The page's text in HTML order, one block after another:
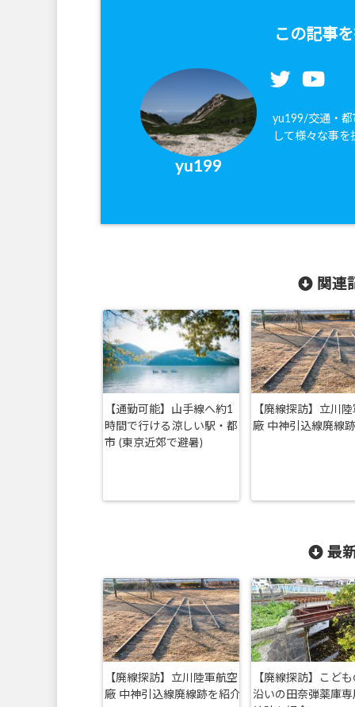
この記事
yu199
yu199/交通・都
して様々な事を
関連
【通勤可能】山手線へ約1
時間で行ける涼しい駅・都
市 (東京近郊で避暑)
【廃線探訪】立川
廠 中神引込線廃線
最
【廃線探訪】立川陸軍航空
廠 中神引込線廃線跡を紹介
【廃線探訪】こど
沿いの田奈弾薬庫専